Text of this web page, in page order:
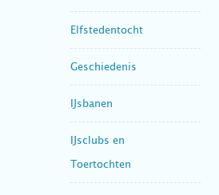
Elfstedentocht
Geschiedenis
IJsbanen
IJsclubs en
Toertochten